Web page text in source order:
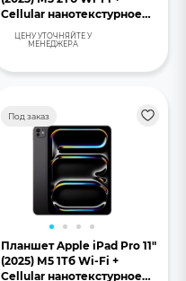
Cellular нанотекстурное
стекло «черный космос»
ЦЕНУ УТОЧНЯЙТЕ У
МЕНЕДЖЕРА
Под заказ
Планшет Apple iPad Pro 11"
(2025) М5 1Тб Wi-Fi +
Cellular нанотекстурное